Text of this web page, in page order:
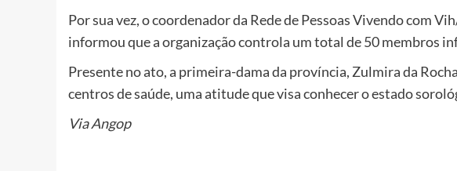
Por sua vez, o coordenador da Rede de Pessoas Vivendo com
informou que a organização controla um total de 50 membros
Presente no ato, a primeira-dama da província, Zulmira da
centros de saúde, uma atitude que visa conhecer o estado
Via Angop